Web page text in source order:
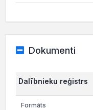
Dokumenti
Dalībnieku reģistrs